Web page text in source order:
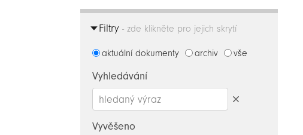
Filtry - zde klikněte pro jejich skrytí
aktuální dokumenty archiv vše
Vyhledávání
Vyvěšeno